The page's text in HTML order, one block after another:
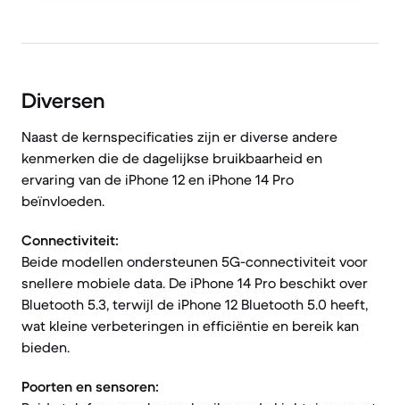
Diversen
Naast de kernspecificaties zijn er diverse andere
kenmerken die de dagelijkse bruikbaarheid en
ervaring van de iPhone 12 en iPhone 14 Pro
beïnvloeden.
Connectiviteit:
Beide modellen ondersteunen 5G-connectiviteit voor
snellere mobiele data. De iPhone 14 Pro beschikt over
Bluetooth 5.3, terwijl de iPhone 12 Bluetooth 5.0 heeft,
wat kleine verbeteringen in efficiëntie en bereik kan
bieden.
Poorten en sensoren: